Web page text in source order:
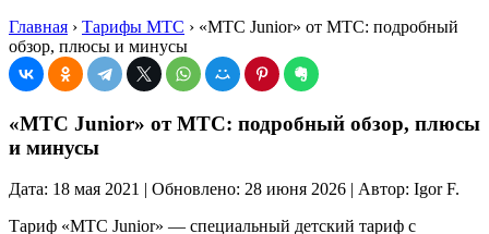
Главная › Тарифы МТС › «МТС Junior» от МТС: подробный
обзор, плюсы и минусы
«МТС Junior» от МТС: подробный обзор, плюсы
и минусы
Дата: 18 мая 2021 | Обновлено: 28 июня 2026 | Автор: Igor F.
Тариф «МТС Junior» — специальный детский тариф с